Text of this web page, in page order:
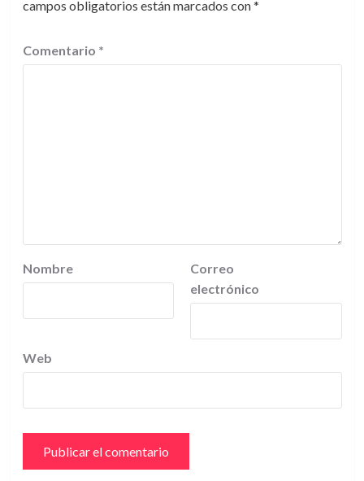
campos obligatorios están marcados con*
Comentario *
Nombre
Correo
electrónico
Web